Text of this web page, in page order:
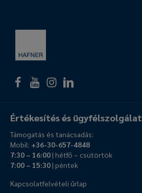
Értékesítés és ügyfélszolgálat
Támogatás és tanácsadás:
Mobil: +36-30-657-4848
7:30 – 16:00| hétfő – csütörtök
7:00 – 15:30| péntek
Kapcsolatfelvételi űrlap